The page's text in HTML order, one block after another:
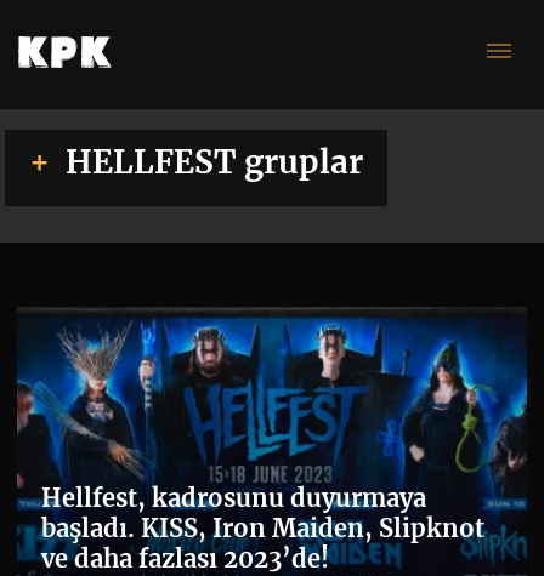
HELLFEST gruplar
Hellfest, kadrosunu duyurmaya
başladı. KISS, Iron Maiden, Slipknot
ve daha fazlası 2023’de!